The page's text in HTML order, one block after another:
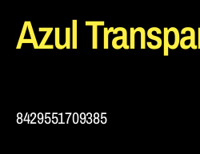
Azul
8429551709385